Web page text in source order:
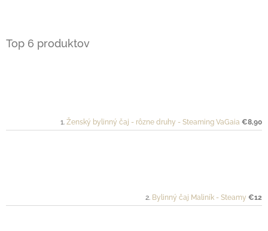
Top 6 produktov
Ženský bylinný čaj - rôzne druhy - Steaming VaGaia €8,90
Bylinný čaj Maliník - Steamy €12